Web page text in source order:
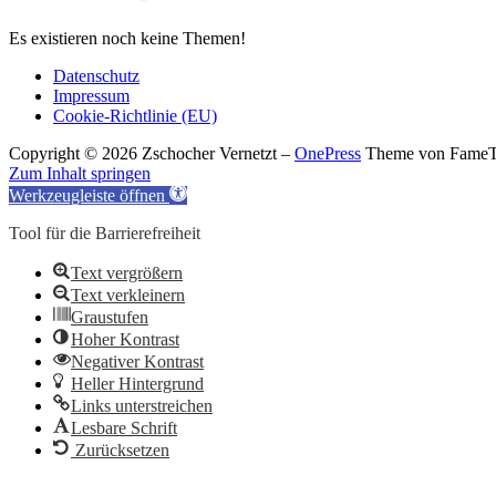
Es existieren noch keine Themen!
Datenschutz
Impressum
Cookie-Richtlinie (EU)
Copyright © 2026 Zschocher Vernetzt – OnePress Theme von
Zum Inhalt springen
Werkzeugleiste öffnen
Tool für die Barrierefreiheit
Text vergrößern
Text verkleinern
Graustufen
Hoher Kontrast
Negativer Kontrast
Heller Hintergrund
Links unterstreichen
Lesbare Schrift
Zurücksetzen